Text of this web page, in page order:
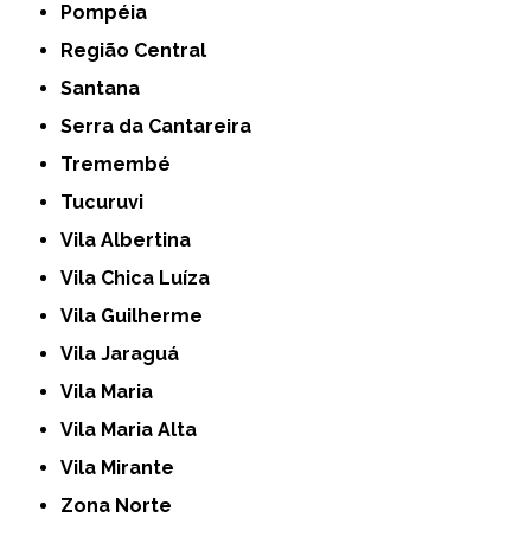
Pompéia
Região Central
Santana
Serra da Cantareira
Tremembé
Tucuruvi
Vila Albertina
Vila Chica Luíza
Vila Guilherme
Vila Jaraguá
Vila Maria
Vila Maria Alta
Vila Mirante
Zona Norte